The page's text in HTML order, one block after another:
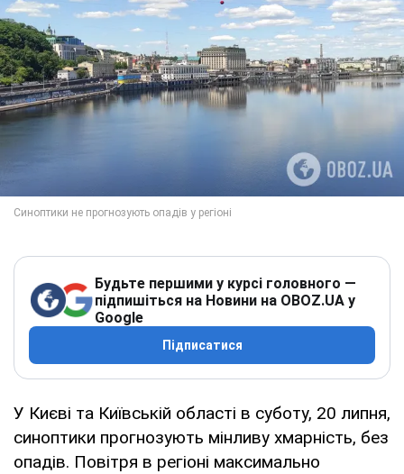
Будьте першими у курсі головного —
підпишіться на Новини на OBOZ.UA у
Google
Підписатися
У Києві та Київській області в суботу, 20 липня,
синоптики прогнозують мінливу хмарність, без
опадів. Повітря в регіоні максимально